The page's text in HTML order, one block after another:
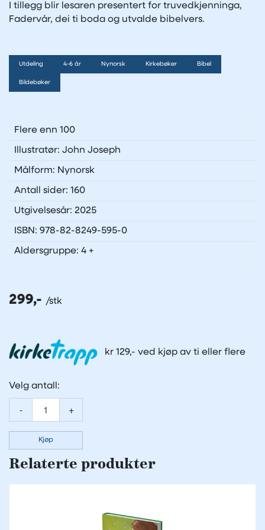
I tillegg blir lesaren presentert for truvedkjenninga,
Fadervår, dei ti boda og utvalde bibelvers.
Utdeling 4-6 år Nynorsk Kirkebøker Bibel
Bildebøker
Flere enn 100
Illustratør: John Joseph
Målform: Nynorsk
Antall sider: 160
Utgivelsesår: 2025
ISBN: 978-82-8249-595-0
Aldersgruppe: 4 +
299,-
kr 129,- ved kjøp av ti eller flere
Velg antall:
- +
Kjøp
Relaterte produkter